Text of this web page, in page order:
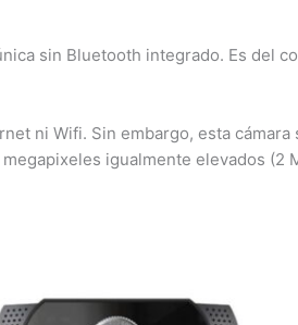
sin Bluetooth integrado. Es del
ni Wifi. Sin embargo, esta
igualmente elevados (2